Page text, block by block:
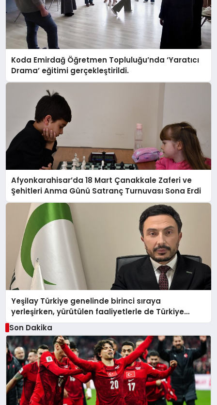
Koda Emirdağ Öğretmen Topluluğu’nda ‘Yaratıcı
Drama’ eğitimi gerçekleştirildi.
Afyonkarahisar’da 18 Mart Çanakkale Zaferi ve
Şehitleri Anma Günü Satranç Turnuvası Sona Erdi
Yeşilay Türkiye genelinde birinci sıraya
yerleşirken, yürütülen faaliyetlerle de Türkiye
üçüncüsü oldu.
Son Dakika